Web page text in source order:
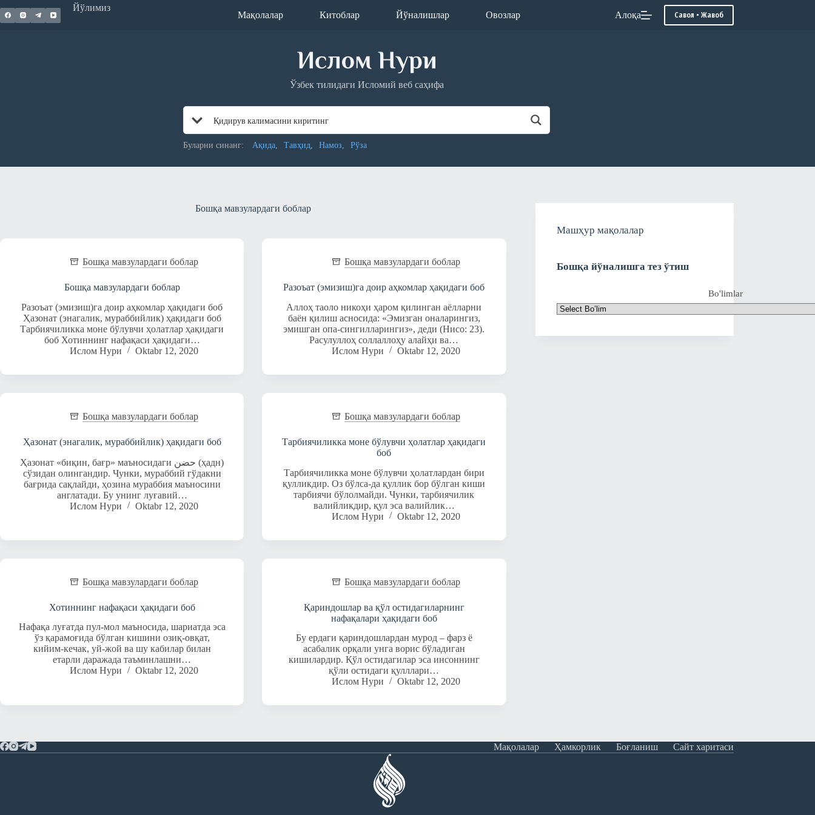
to
content
Йўлимиз
Мақолалар Китоблар Йўналишлар Овозлар Алоқа Савол • Жавоб
Ўзбек тилидаги Исломий веб саҳифа
Буларни синанг: Ақида Тавҳид Намоз Рўза
Бошқа мавзулардаги боблар
Бошқа мавзулардаги боблар
Бошқа мавзулардаги боблар
Разоъат (эмизиш)га доир аҳкомлар ҳақидаги боб
Ҳазонат (энагалик, мураббийлик) ҳақидаги боб
Тарбиячиликка моне бўлувчи ҳолатлар ҳақидаги
боб Хотиннинг нафақаси ҳақидаги…
Ислом Нури
Oktabr 12, 2020
Бошқа мавзулардаги боблар
Разоъат (эмизиш)га доир аҳкомлар ҳақидаги боб
Аллоҳ таоло никоҳи ҳаром қилинган аёлларни
баён қилиш асносида: «Эмизган оналарингиз,
эмишган опа-сингилларингиз», деди (Нисо: 23).
Расулуллоҳ соллаллоҳу алайҳи ва…
Ислом Нури
Oktabr 12, 2020
Бошқа мавзулардаги боблар
Ҳазонат (энагалик, мураббийлик) ҳақидаги боб
Ҳазонат «биқин, бағр» маъносидаги حضن (ҳадн)
сўзидан олингандир. Чунки, мураббий гўдакни
бағрида сақлайди, ҳозина мураббия маъносини
англатади. Бу унинг луғавий…
Ислом Нури
Oktabr 12, 2020
Бошқа мавзулардаги боблар
Тарбиячиликка моне бўлувчи ҳолатлар ҳақидаги
боб
Тарбиячиликка моне бўлувчи ҳолатлардан бири
қулликдир. Оз бўлса-да қуллик бор бўлган киши
тарбиячи бўлолмайди. Чунки, тарбиячилик
валийликдир, қул эса валийлик…
Ислом Нури
Oktabr 12, 2020
Бошқа мавзулардаги боблар
Хотиннинг нафақаси ҳақидаги боб
Нафақа луғатда пул-мол маъносида, шариатда эса
ўз қарамоғида бўлган кишини озиқ-овқат,
кийим-кечак, уй-жой ва шу кабилар билан
етарли даражада таъминлашни…
Ислом Нури
Oktabr 12, 2020
Бошқа мавзулардаги боблар
Қариндошлар ва қўл остидагиларнинг
нафақалари ҳақидаги боб
Бу ердаги қариндошлардан мурод – фарз ё
асабалик орқали унга ворис бўладиган
кишилардир. Қўл остидагилар эса инсоннинг
қўли остидаги қулллари…
Ислом Нури
Oktabr 12, 2020
Машҳур мақолалар
Бошқа йўналишга тез ўтиш
Bo'limlar
Мақолалар Ҳамкорлик Боғланиш Сайт харитаси